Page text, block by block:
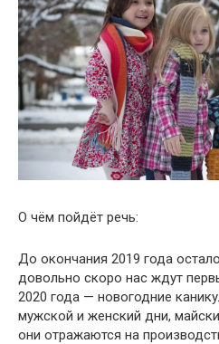
О чём пойдёт речь:
До окончания 2019 года
довольно скоро нас ждут
2020 года — новогодние
мужской и женский дни,
они отражаются на